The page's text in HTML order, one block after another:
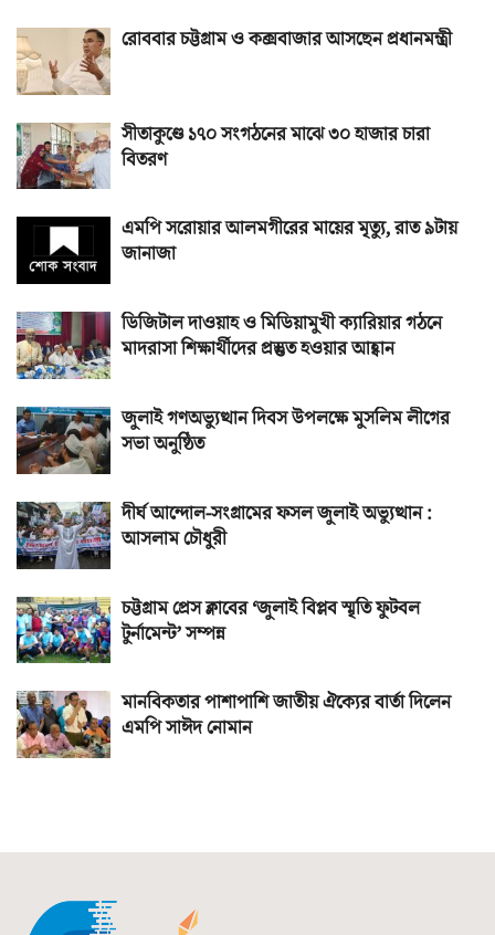
রোববার চট্টগ্রাম ও কক্সবাজার আসছেন প্রধানমন্ত্রী
সীতাকুণ্ডে ১৭০ সংগঠনের মাঝে ৩০ হাজার চারা
বিতরণ
এমপি সরোয়ার আলমগীরের মায়ের মৃত্যু, রাত ৯টায়
জানাজা
ডিজিটাল দাওয়াহ ও মিডিয়ামুখী ক্যারিয়ার গঠনে
মাদরাসা শিক্ষার্থীদের প্রস্তুত হওয়ার আহ্বান
জুলাই গণঅভ্যুত্থান দিবস উপলক্ষে মুসলিম লীগের
সভা অনুষ্ঠিত
দীর্ঘ আন্দোল-সংগ্রামের ফসল জুলাই অভ্যুত্থান :
আসলাম চৌধুরী
চট্টগ্রাম প্রেস ক্লাবের ‘জুলাই বিপ্লব স্মৃতি ফুটবল
টুর্নামেন্ট’ সম্পন্ন
মানবিকতার পাশাপাশি জাতীয় ঐক্যের বার্তা দিলেন
এমপি সাঈদ নোমান